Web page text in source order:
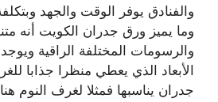
والفنادق يوفر الوقت والجهد
وما يميز ورق جدران الكويت أنه
والرسومات المختلفة الراقية
الأبعاد الذي يعطي منظرا جذابا
جدران يناسبها فمثلا لغرف النوم